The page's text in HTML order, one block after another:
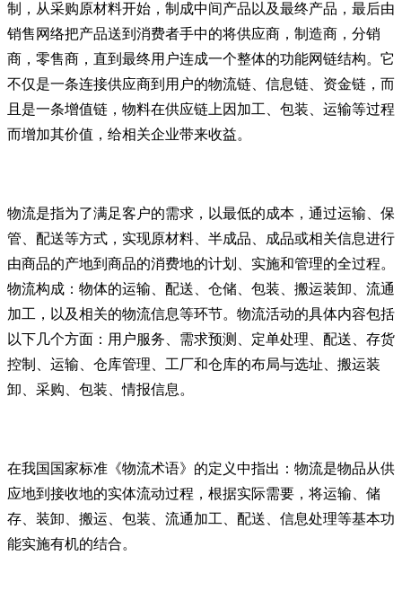
制，从采购原材料开始，制成中间产品以及最终产品，最后由
销售网络把产品送到消费者手中的将供应商，制造商，分销
商，零售商，直到最终用户连成一个整体的功能网链结构。它
不仅是一条连接供应商到用户的物流链、信息链、资金链，而
且是一条增值链，物料在供应链上因加工、包装、运输等过程
而增加其价值，给相关企业带来收益。
物流是指为了满足客户的需求，以最低的成本，通过运输、保
管、配送等方式，实现原材料、半成品、成品或相关信息进行
由商品的产地到商品的消费地的计划、实施和管理的全过程。
物流构成：物体的运输、配送、仓储、包装、搬运装卸、流通
加工，以及相关的物流信息等环节。物流活动的具体内容包括
以下几个方面：用户服务、需求预测、定单处理、配送、存货
控制、运输、仓库管理、工厂和仓库的布局与选址、搬运装
卸、采购、包装、情报信息。
在我国国家标准《物流术语》的定义中指出：物流是物品从供
应地到接收地的实体流动过程，根据实际需要，将运输、储
存、装卸、搬运、包装、流通加工、配送、信息处理等基本功
能实施有机的结合。